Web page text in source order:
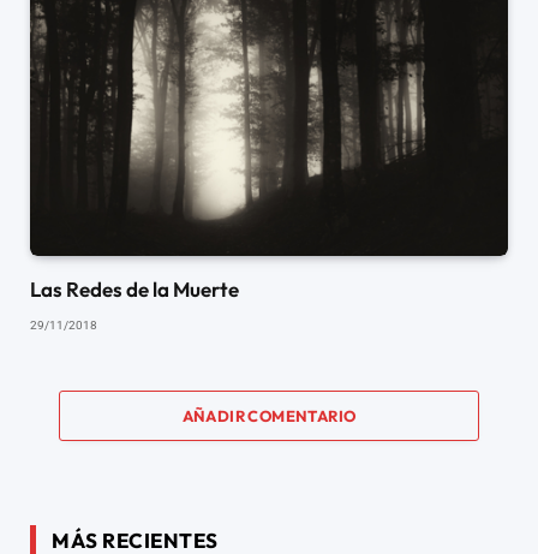
Las Redes de la Muerte
29/11/2018
AÑADIR COMENTARIO
MÁS RECIENTES